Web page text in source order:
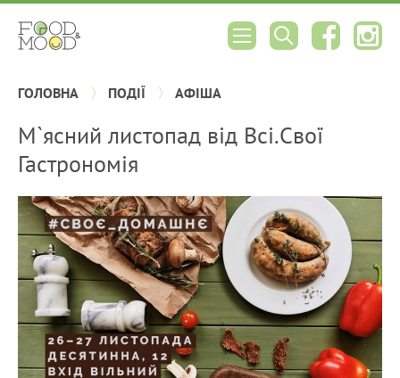
ГОЛОВНА ПОДІЇ АФІША
М`ясний листопад від Всі.Свої
Гастрономія